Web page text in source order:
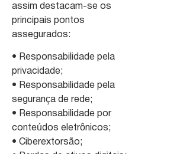
assim destacam-se os
principais pontos
assegurados:
• Responsabilidade pela
privacidade;
• Responsabilidade pela
segurança de rede;
• Responsabilidade por
conteúdos eletrônicos;
• Ciberextorsão;